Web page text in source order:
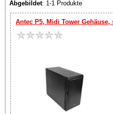
Abgebildet: 1-1 Produkte
Antec P5, Midi Tower